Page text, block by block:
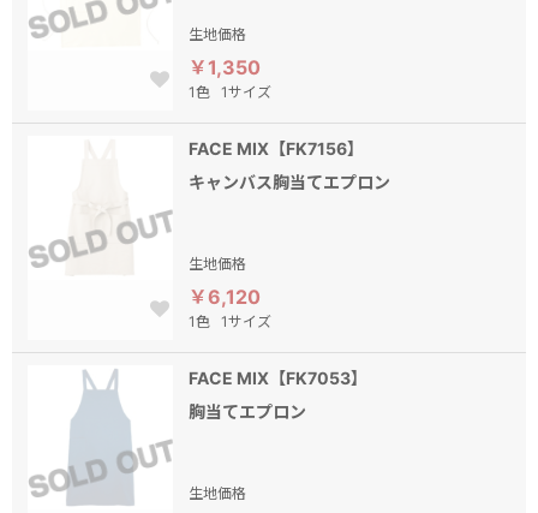
生地価格
￥1,350
1色 1サイズ
FACE MIX【FK7156】
キャンバス胸当てエプロン
生地価格
￥6,120
1色 1サイズ
FACE MIX【FK7053】
胸当てエプロン
生地価格